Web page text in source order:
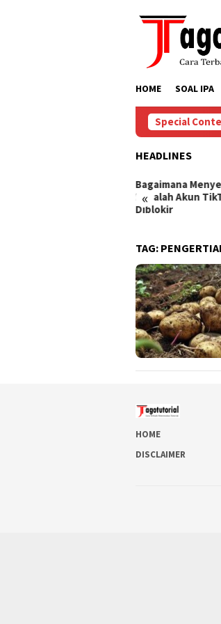
HOME SOAL IPA
Special
Bagaimana Menyelesaikan Masalah
HEADLINES
«
Bagaimana
Masalah Akun
Diblokir
TAG:
HOME
DISCLAIMER